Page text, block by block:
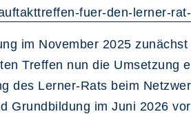
fuer-den-lerner-
im November 2025
Treffen nun die Umsetzung
des Lerner-Rats beim
Grundbildung im Juni 2026